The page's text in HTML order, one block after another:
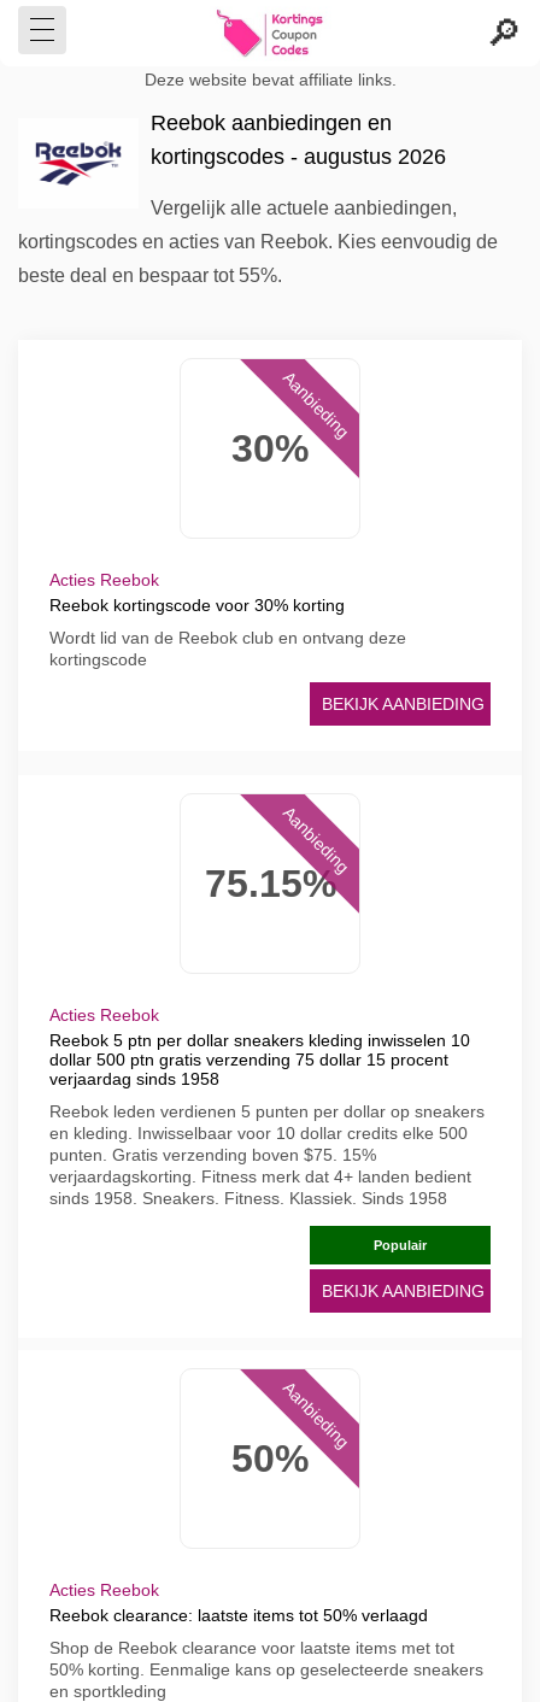
Deze website bevat affiliate links.
Reebok aanbiedingen en
kortingscodes - augustus 2026
Vergelijk alle actuele aanbiedingen,
kortingscodes en acties van Reebok. Kies eenvoudig de
beste deal en bespaar tot 55%.
30%
Aanbieding
Acties Reebok
Reebok kortingscode voor 30% korting
Wordt lid van de Reebok club en ontvang deze
kortingscode
BEKIJK AANBIEDING
75.15%
Aanbieding
Acties Reebok
Reebok 5 ptn per dollar sneakers kleding inwisselen 10
dollar 500 ptn gratis verzending 75 dollar 15 procent
verjaardag sinds 1958
Reebok leden verdienen 5 punten per dollar op sneakers
en kleding. Inwisselbaar voor 10 dollar credits elke 500
punten. Gratis verzending boven $75. 15%
verjaardagskorting. Fitness merk dat 4+ landen bedient
sinds 1958. Sneakers. Fitness. Klassiek. Sinds 1958
Populair
BEKIJK AANBIEDING
50%
Aanbieding
Acties Reebok
Reebok clearance: laatste items tot 50% verlaagd
Shop de Reebok clearance voor laatste items met tot
50% korting. Eenmalige kans op geselecteerde sneakers
en sportkleding